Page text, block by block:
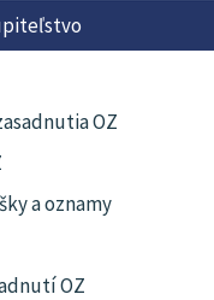
OZ
a oznamy
OZ